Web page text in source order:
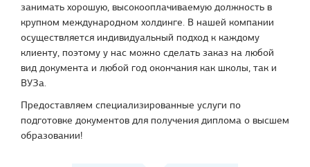
занимать хорошую, высокооплачиваемую должность в
крупном международном холдинге. В нашей компании
осуществляется индивидуальный подход к каждому
клиенту, поэтому у нас можно сделать заказ на любой
вид документа и любой год окончания как школы, так и
ВУЗа.
Предоставляем специализированные услуги по
подготовке документов для получения диплома о высшем
образовании!